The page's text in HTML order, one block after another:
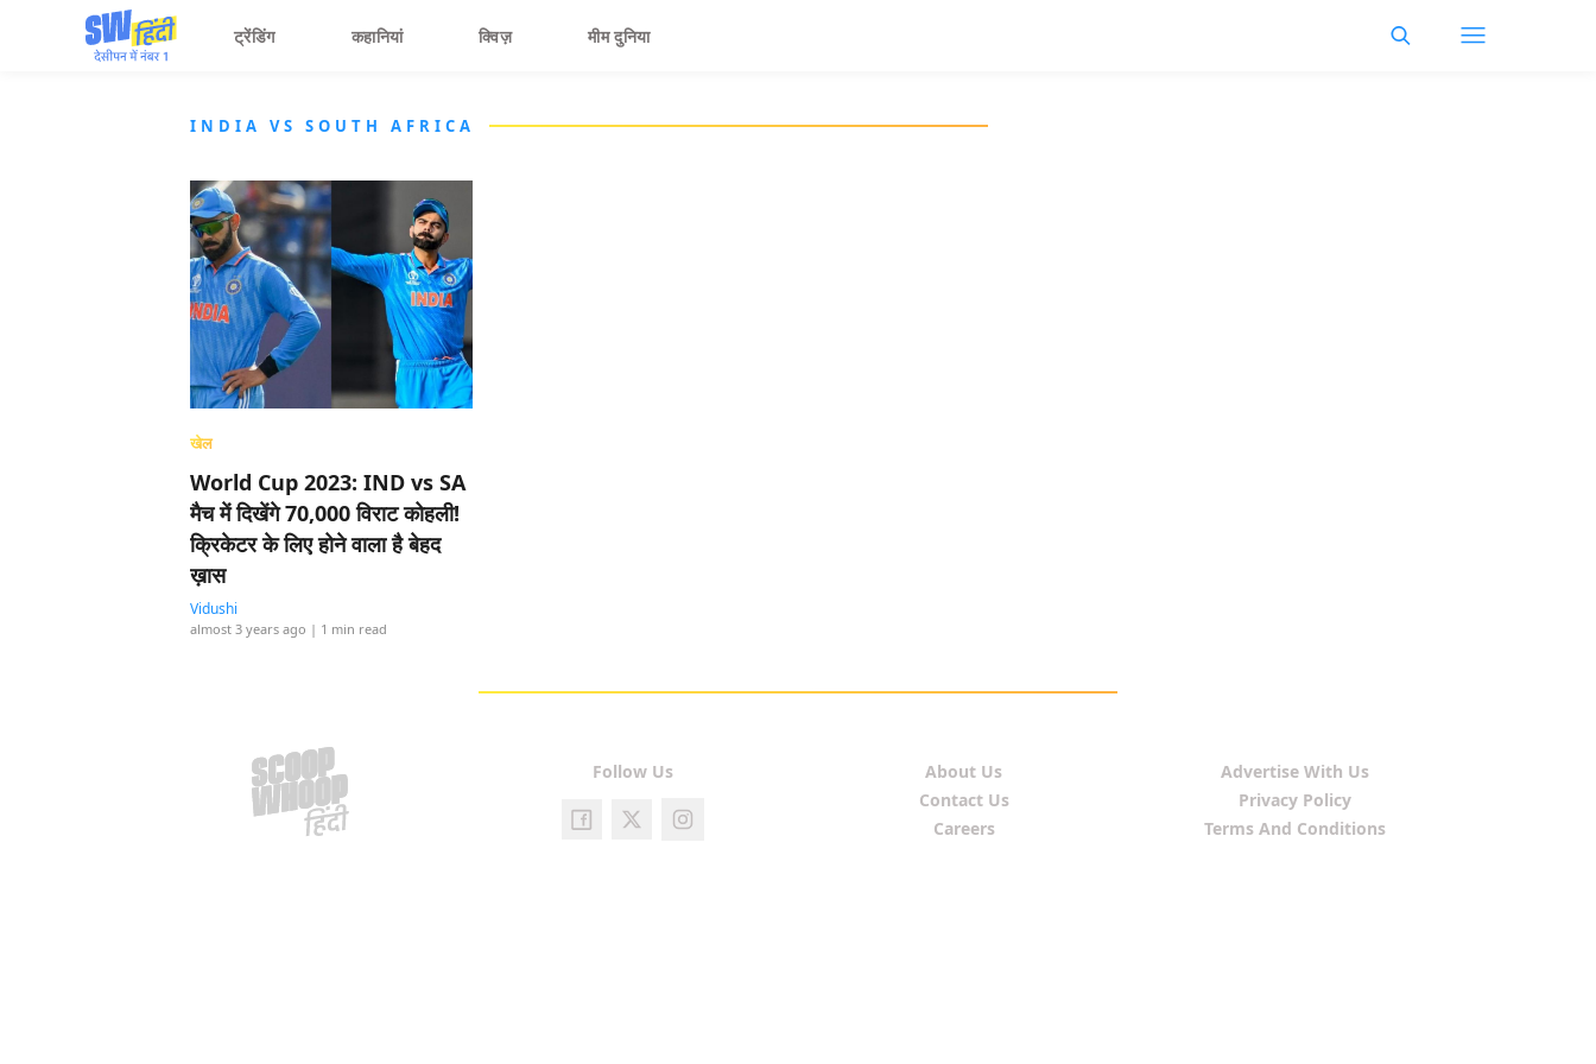
ट्रेंडिंग कहानियां क्विज़ मीम दुनिया
INDIA VS SOUTH AFRICA
खेल
World Cup 2023: IND vs SA
मैच में दिखेंगे 70,000 विराट कोहली!
क्रिकेटर के लिए होने वाला है बेहद
ख़ास
Vidushi
almost 3 years ago | 1 min read
Follow Us
About Us
Contact Us
Careers
Advertise With Us
Privacy Policy
Terms And Conditions